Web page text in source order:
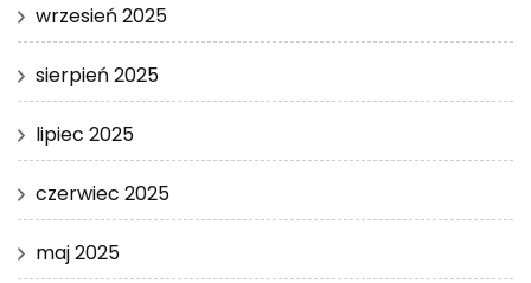
wrzesień 2025
sierpień 2025
lipiec 2025
czerwiec 2025
maj 2025